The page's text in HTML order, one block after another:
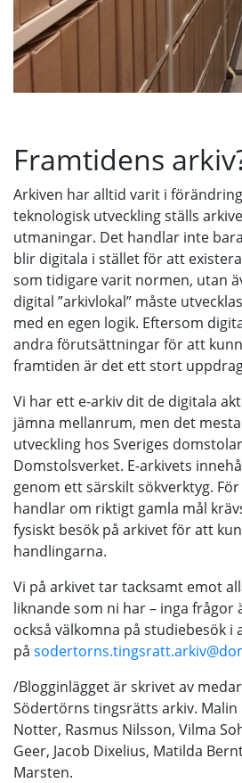
Framtidens
Arkiven har alltid varit i
teknologisk utveckling ställs
utmaningar. Det handlar inte
blir digitala i stället för att
som tidigare varit normen, utan
digital ”arkivlokal” måste
med en egen logik. Eftersom
andra förutsättningar för att
framtiden är det ett stort
Vi har ett e-arkiv dit de digitala
jämna mellanrum, men det
utveckling hos Sveriges
Domstolsverket. E-arkivets
genom ett särskilt sökverktyg.
handlar om riktigt gamla mål
fysiskt besök på arkivet för att
handlingarna.
Vi på arkivet tar tacksamt emot
liknande som ni har – inga frågor
också välkomna på studiebesök i
på
/Blogginlägget är skrivet av
Södertörns tingsrätts arkiv. Malin
Notter, Rasmus Nilsson, Vilma
Geer, Jacob Dixelius, Matilda
Marsten.